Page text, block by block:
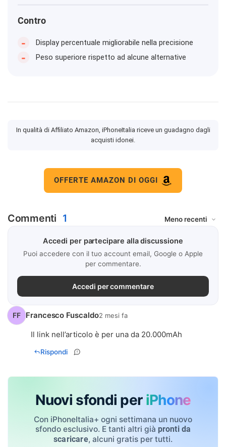
Contro
Display percentuale migliorabile nella precisione
Peso superiore rispetto ad alcune alternative
In qualità di Affiliato Amazon, iPhoneItalia riceve un guadagno dagli
acquisti idonei.
OFFERTE AMAZON DI OGGI
Commenti 1
Accedi per partecipare alla discussione
Puoi accedere con il tuo account email, Google o Apple
per commentare.
Accedi per commentare
FF Francesco Fuscaldo2 mesi fa
Il link nell’articolo è per una da 20.000mAh
Rispondi
Nuovi sfondi per iPhone
Con iPhoneItalia+ ogni settimana un nuovo
sfondo esclusivo. E tanti altri già pronti da
scaricare, alcuni gratis per tutti.